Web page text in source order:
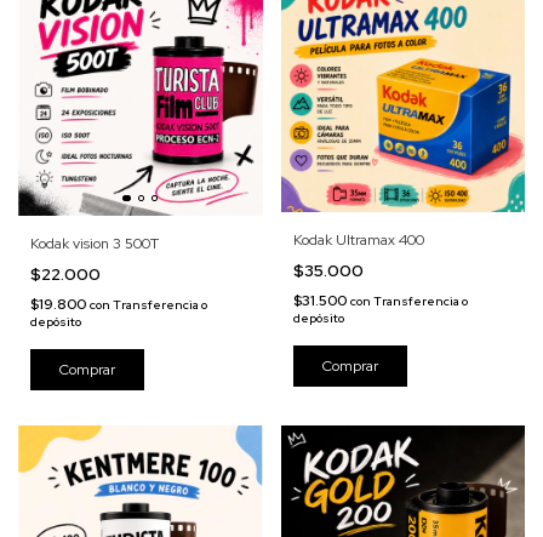
Kodak vision 3 500T
$22.000
$19.800 con Transferencia o
depósito
Kodak Ultramax 400
$35.000
$31.500 con Transferencia o
depósito